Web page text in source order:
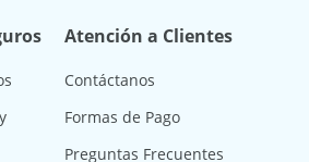
Atención a Clientes
Contáctanos
Formas de Pago
Preguntas Frecuentes